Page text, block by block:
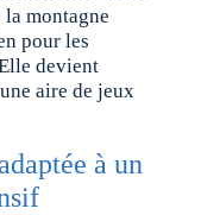
montagne
pour les
devient
aire de jeux
à un